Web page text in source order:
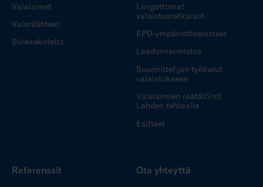
Valaisimet
Valonlähteet
Sulakekotelot
Langattomat
valaistusratkaisut
EPD-ympäristöselosteet
Laadunvarmistus
Suunnittelijan työkalut
valaistukseen
Valaisimien räätälöinti
Lahden tehtaalla
Esitteet
Referenssit Ota yhteyttä